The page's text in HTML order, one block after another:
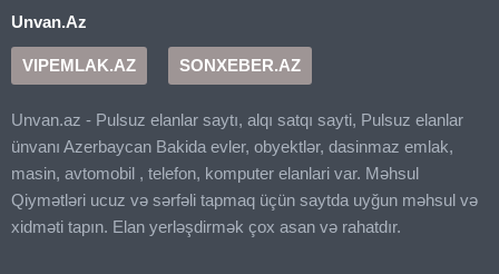
Unvan.Az
VIPEMLAK.AZ SONXEBER.AZ
Unvan.az - Pulsuz elanlar saytı, alqı satqı sayti, Pulsuz elanlar
ünvanı Azerbaycan Bakida evler, obyektlər, dasinmaz emlak,
masin, avtomobil , telefon, komputer elanlari var. Məhsul
Qiymətləri ucuz və sərfəli tapmaq üçün saytda uyğun məhsul və
xidməti tapın. Elan yerləşdirmək çox asan və rahatdır.